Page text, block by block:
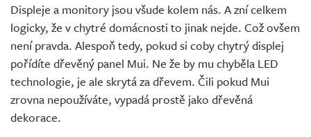
Displeje a monitory jsou všude kolem nás. A zní celkem
logicky, že v chytré domácnosti to jinak nejde. Což ovšem
není pravda. Alespoň tedy, pokud si coby chytrý displej
pořídíte dřevěný panel Mui. Ne že by mu chyběla LED
technologie, je ale skrytá za dřevem. Čili pokud Mui
zrovna nepoužíváte, vypadá prostě jako dřevěná
dekorace.